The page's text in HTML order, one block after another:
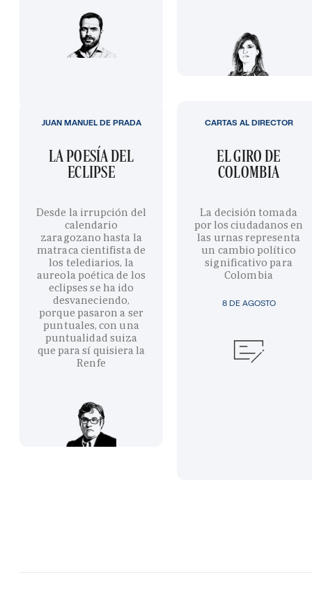
LA POESÍA DEL
ECLIPSE
Desde la irrupción del
calendario
zaragozano hasta la
matraca cientifista de
los telediarios, la
aureola poética de los
eclipses se ha ido
desvaneciendo,
porque pasaron a ser
puntuales, con una
puntualidad suiza
que para sí quisiera la
Renfe
JUAN MANUEL DE PRADA
8 DE AGOSTO
EL GIRO DE
COLOMBIA
La decisión tomada
por los ciudadanos en
las urnas representa
un cambio político
significativo para
Colombia
CARTAS AL DIRECTOR